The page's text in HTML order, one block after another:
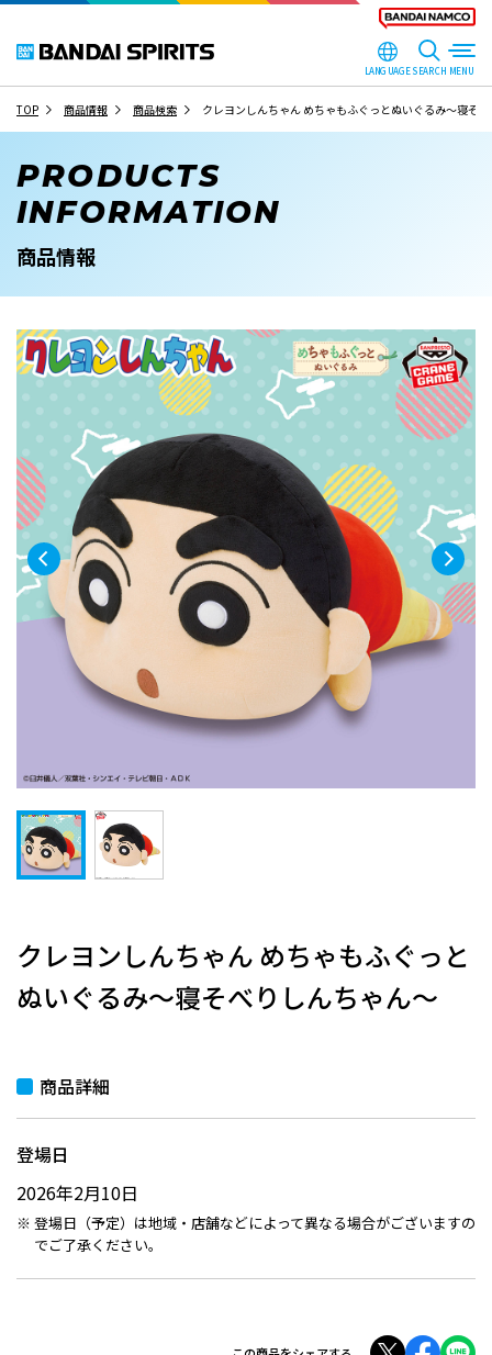
LANGUAGESEARCH
TOP 商品情報 商品検索 クレヨンしんちゃん めちゃもふぐっとぬいぐるみ～寝そ
PRODUCTS
INFORMATION
商品情報
クレヨンしんちゃん めちゃもふぐっと
ぬいぐるみ～寝そべりしんちゃん～
商品詳細
登場日
2026年2月10日
登場日（予定）は地域・店舗などによって異なる場合がございますの
でご了承ください。